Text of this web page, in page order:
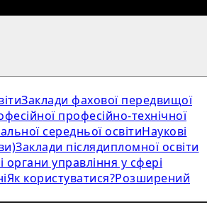
Заклади фахової передвищої
професійно-технічної
середньої освітиНаукові
Заклади післядипломної освіти
органи управління у сфері
Як користуватися?Розширений